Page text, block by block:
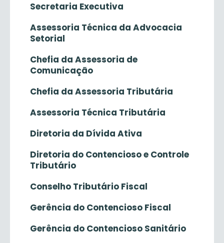
Secretaria Executiva
Assessoria Técnica da Advocacia
Setorial
Chefia da Assessoria de
Comunicação
Chefia da Assessoria Tributária
Assessoria Técnica Tributária
Diretoria da Dívida Ativa
Diretoria do Contencioso e Controle
Tributário
Conselho Tributário Fiscal
Gerência do Contencioso Fiscal
Gerência do Contencioso Sanitário